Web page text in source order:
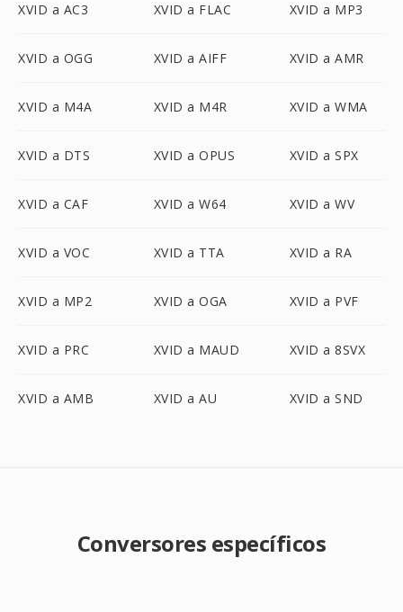
XVID a AC3 XVID a FLAC XVID a MP3
XVID a OGG XVID a AIFF XVID a AMR
XVID a M4A XVID a M4R XVID a WMA
XVID a DTS XVID a OPUS XVID a SPX
XVID a CAF XVID a W64 XVID a WV
XVID a VOC XVID a TTA XVID a RA
XVID a MP2 XVID a OGA XVID a PVF
XVID a PRC XVID a MAUD XVID a 8SVX
XVID a AMB XVID a AU XVID a SND
Conversores específicos